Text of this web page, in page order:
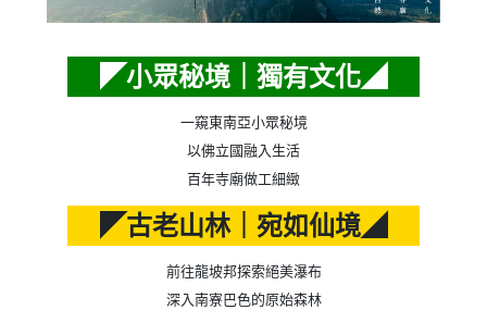
◤小眾秘境｜獨有文化◢
一窺東南亞小眾秘境
以佛立國融入生活
百年寺廟做工細緻
◤古老山林｜宛如仙境◢
前往龍坡邦探索絕美瀑布
深入南寮巴色的原始森林